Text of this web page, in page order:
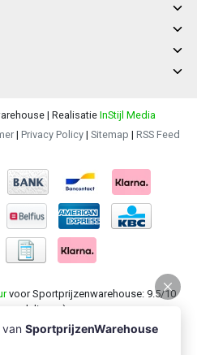
| Realisatie InStijl Media
| Privacy Policy | Sitemap | RSS Feed
voor Sportprijzenwarehouse: 9.5/10